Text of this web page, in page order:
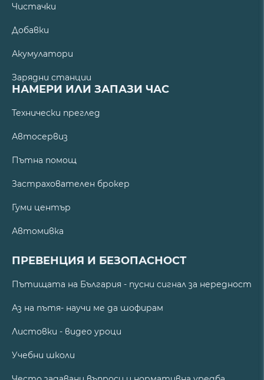
Чистачки
Добавки
Акумулатори
Зарядни станции
НАМЕРИ ИЛИ ЗАПАЗИ ЧАС
Технически преглед
Автосервиз
Пътна помощ
Застрахователен брокер
Гуми център
Автомивка
ПРЕВЕНЦИЯ И БЕЗОПАСНОСТ
Пътищата на България - пусни сигнал за нередност
Аз на пътя- научи ме да шофирам
Листовки - видео уроци
Учебни школи